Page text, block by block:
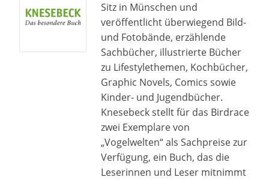
Sitz in Münschen und
veröffentlicht überwiegend Bild-
und Fotobände, erzählende
Sachbücher, illustrierte Bücher
zu Lifestylethemen, Kochbücher,
Graphic Novels, Comics sowie
Kinder- und Jugendbücher.
Knesebeck stellt für das Birdrace
zwei Exemplare von
„Vogelwelten“ als Sachpreise zur
Verfügung, ein Buch, das die
Leserinnen und Leser mitnimmt